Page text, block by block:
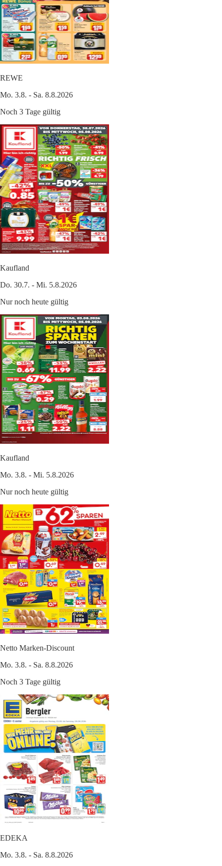
REWE
Mo. 3.8. - Sa. 8.8.2026
Noch 3 Tage gültig
Kaufland
Do. 30.7. - Mi. 5.8.2026
Nur noch heute gültig
Kaufland
Mo. 3.8. - Mi. 5.8.2026
Nur noch heute gültig
Netto Marken-Discount
Mo. 3.8. - Sa. 8.8.2026
Noch 3 Tage gültig
EDEKA
Mo. 3.8. - Sa. 8.8.2026